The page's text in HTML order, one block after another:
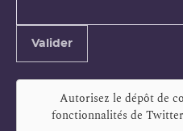
Valider
Autorisez le dépôt de
fonctionnalités de